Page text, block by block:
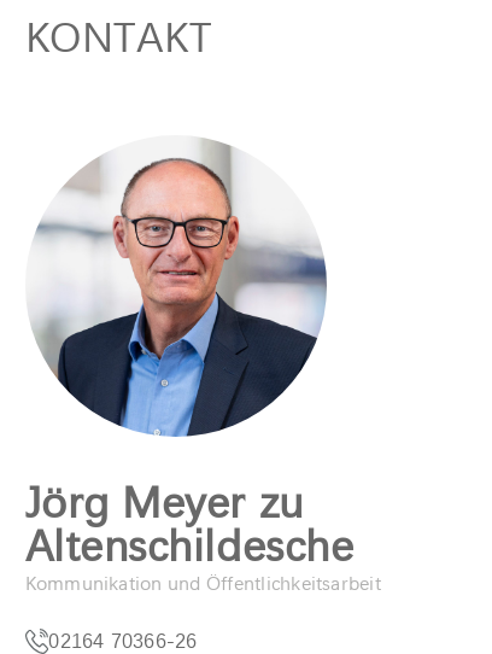
KONTAKT
Jörg Meyer zu
Altenschildesche
Kommunikation und Öffentlichkeitsarbeit
02164 70366-26